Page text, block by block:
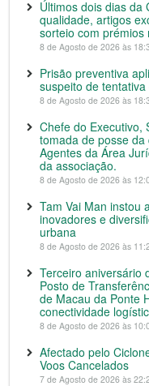
Últimos dois dias da
qualidade, artigos
sorteio com
8 de Agosto de 2026 às
Prisão preventiva
suspeito de
8 de Agosto de 2026 às
Chefe do Executivo,
tomada de posse
Agentes da Área
da associação.
8 de Agosto de 2026 às
Tam Vai Man instou
inovadores e
urbana
8 de Agosto de 2026 às
Terceiro aniversário
Posto de
de Macau da Ponte
conectividade
8 de Agosto de 2026 às
Afectado pelo
Voos Cancelados
7 de Agosto de 2026 às